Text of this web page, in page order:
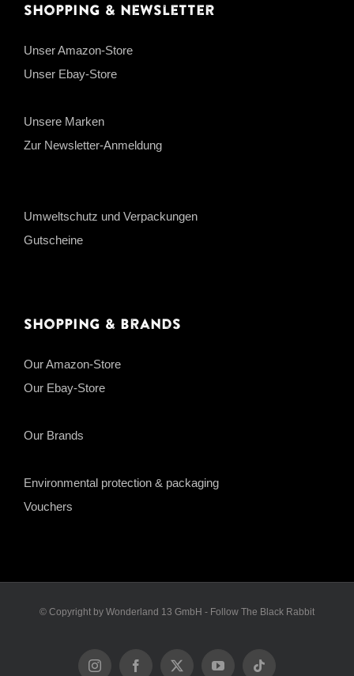
Shopping & Newsletter
Unser Amazon-Store
Unser Ebay-Store
Unsere Marken
Zur Newsletter-Anmeldung
Umweltschutz und Verpackungen
Gutscheine
Shopping & Brands
Our Amazon-Store
Our Ebay-Store
Our Brands
Environmental protection & packaging
Vouchers
© Copyright by Wonderland 13 GmbH - Follow The Black Rabbit
InstagramFacebook
X YouTubeTiktok